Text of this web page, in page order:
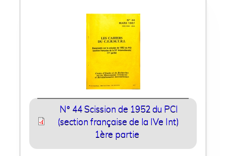
N° 44 Scission de 1952 du PCI
(section française de la IVe Int)
1ère partie